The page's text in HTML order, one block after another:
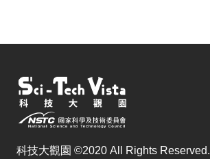
科技大觀園 ©2020 All Rights Reserved.